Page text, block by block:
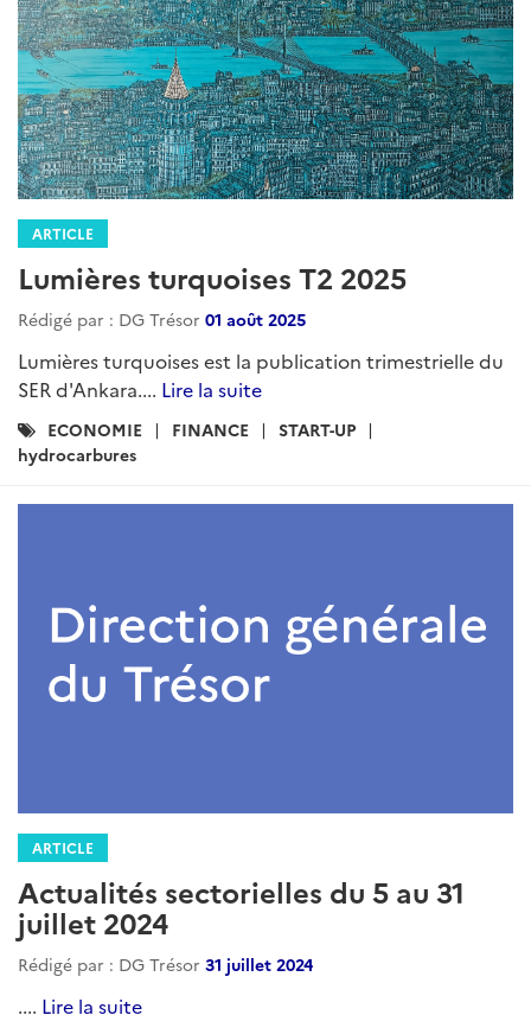
ARTICLE
Lumières turquoises T2 2025
Rédigé par : DG Trésor 01 août 2025
Lumières turquoises est la publication trimestrielle du
SER d'Ankara.... Lire la suite
Catégories
:
ECONOMIE FINANCE
START-UP
hydrocarbures
ARTICLE
Actualités sectorielles du 5 au 31
juillet 2024
Rédigé par : DG Trésor 31 juillet 2024
.... Lire la suite